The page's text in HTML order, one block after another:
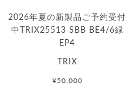
2026年夏の新製品ご予約受付
中TRIX25513 SBB BE4/6緑
EP4
TRIX
¥50,000